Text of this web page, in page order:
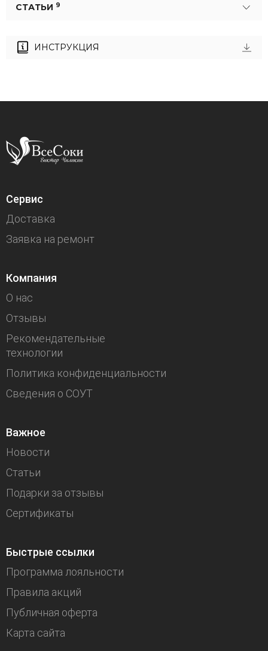
СТАТЬИ 9
ИНСТРУКЦИЯ
Сервис
Доставка
Заявка на ремонт
Компания
О нас
Отзывы
Рекомендательные
технологии
Политика конфиденциальности
Сведения о СОУТ
Важное
Новости
Статьи
Подарки за отзывы
Сертификаты
Быстрые ссылки
Программа лояльности
Правила акций
Публичная оферта
Карта сайта